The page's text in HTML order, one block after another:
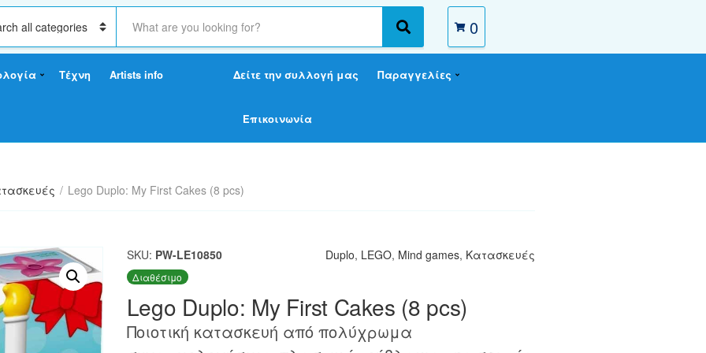
S
a
c
x
S
e
r
0
Τέχνη Artists info Δείτε την συλλογή μας Παραγγελίες
Επικοινωνία
/ Lego Duplo: My First Cakes (8 pcs)
SKU: PW-LE10850 Duplo, LEGO, Mind games, Κατασκευές
Διαθέσιμο
Lego Duplo: My First Cakes (8 pcs)
Ποιοτική κατασκευή από πολύχρωμα